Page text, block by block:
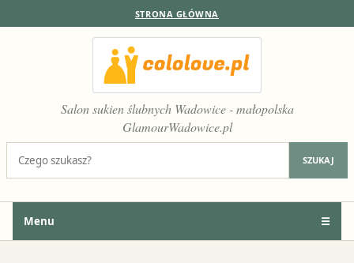
STRONA GŁÓWNA
Salon sukien ślubnych Wadowice - małopolska
GlamourWadowice.pl
SZUKAJ
Menu ☰